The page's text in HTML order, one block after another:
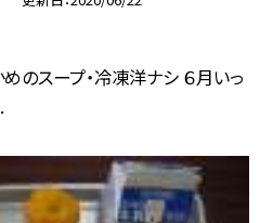
めのスープ・冷凍洋ナシ ６月いっ